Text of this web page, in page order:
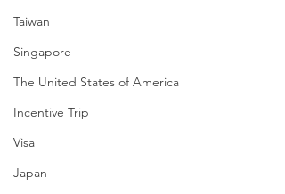
Taiwan
Singapore
The United States of America
Incentive Trip
Visa
Japan